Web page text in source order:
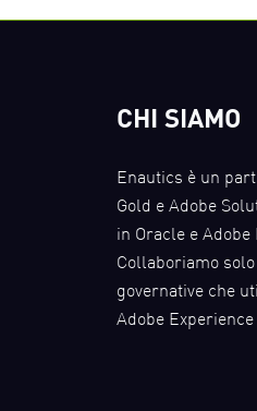
CHI SIAMO
Enautics è un
Gold e Adobe
in Oracle e
Collaboriamo
governative che
Adobe